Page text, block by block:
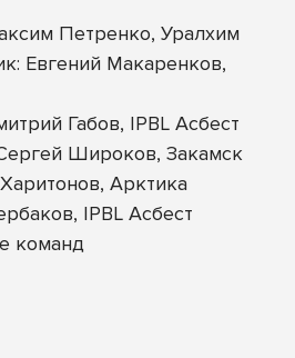
Петренко, Уралхим
Евгений Макаренков,
Габов, IPBL Асбест
Широков, Закамск
Арктика
IPBL Асбест
команд